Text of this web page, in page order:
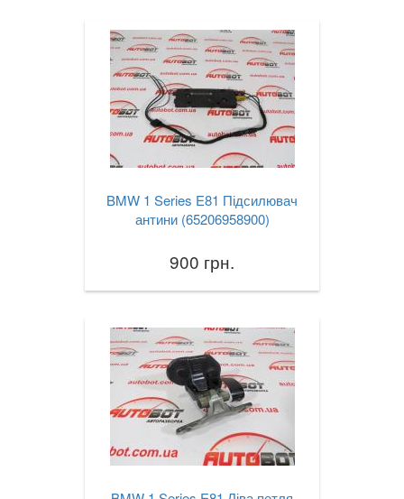
BMW 1 Series E81 Підсилювач
антини (65206958900)
900 грн.